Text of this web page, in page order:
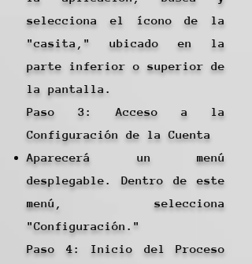
selecciona el ícono de la
"casita," ubicado en la
parte inferior o superior de
la pantalla.
Paso 3: Acceso a la
Configuración de la Cuenta
Aparecerá un menú
desplegable. Dentro de este
menú, selecciona
"Configuración."
Paso 4: Inicio del Proceso